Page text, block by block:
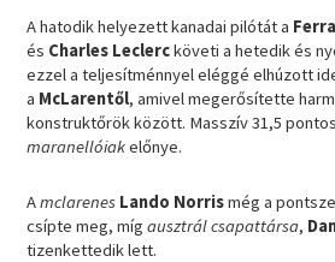
A hatodik helyezett kanadai pilótát a
és Charles Leclercköveti a hetedik és
ezzel a teljesítménnyel eléggé elhúzott
a McLarentől, amivel megerősítette
konstruktőrök között. Masszív 31,5
maranellóiakelőnye.
Amclarenes Lando Norrismég a
csípte meg, mígausztrál csapattársa,
tizenkettedik lett.